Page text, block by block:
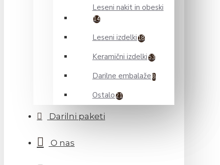
Leseni nakit in obeski
14
Leseni izdelki 18
Keramični izdelki 53
Darilne embalaže 8
Ostalo 21
Darilni paketi
O nas